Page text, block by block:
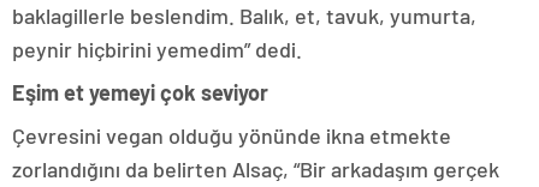
baklagillerle beslendim. Balık, et, tavuk, yumurta,
peynir hiçbirini yemedim” dedi.
Eşim et yemeyi çok seviyor
Çevresini vegan olduğu yönünde ikna etmekte
zorlandığını da belirten Alsaç, “Bir arkadaşım gerçek